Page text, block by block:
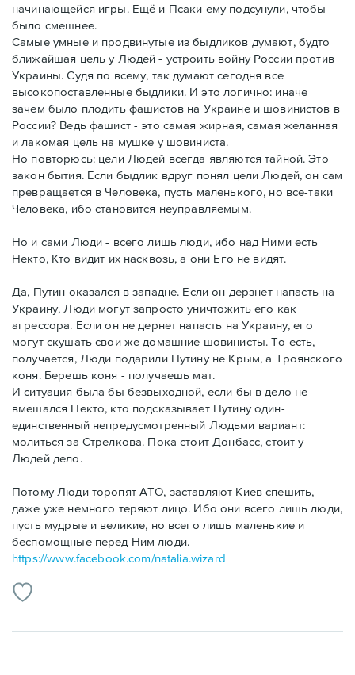
начинающейся игры. Ещё и Псаки ему подсунули, чтобы
было смешнее.
Самые умные и продвинутые из быдликов думают, будто
ближайшая цель у Людей - устроить войну России против
Украины. Судя по всему, так думают сегодня все
высокопоставленные быдлики. И это логично: иначе
зачем было плодить фашистов на Украине и шовинистов в
России? Ведь фашист - это самая жирная, самая желанная
и лакомая цель на мушке у шовиниста.
Но повторюсь: цели Людей всегда являются тайной. Это
закон бытия. Если быдлик вдруг понял цели Людей, он сам
превращается в Человека, пусть маленького, но все-таки
Человека, ибо становится неуправляемым.
Но и сами Люди - всего лишь люди, ибо над Ними есть
Некто, Кто видит их насквозь, а они Его не видят.
Да, Путин оказался в западне. Если он дерзнет напасть на
Украину, Люди могут запросто уничтожить его как
агрессора. Если он не дернет напасть на Украину, его
могут скушать свои же домашние шовинисты. То есть,
получается, Люди подарили Путину не Крым, а Троянского
коня. Берешь коня - получаешь мат.
И ситуация была бы безвыходной, если бы в дело не
вмешался Некто, кто подсказывает Путину один-
единственный непредусмотренный Людьми вариант:
молиться за Стрелкова. Пока стоит Донбасс, стоит у
Людей дело.
Потому Люди торопят АТО, заставляют Киев спешить,
даже уже немного теряют лицо. Ибо они всего лишь люди,
пусть мудрые и великие, но всего лишь маленькие и
беспомощные перед Ним люди.
https://www.facebook.com/natalia.wizard